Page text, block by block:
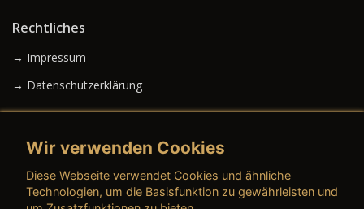
Rechtliches
→ Impressum
→ Datenschutzerklärung
→ AGB (Gebrauchtwagen)
Wir verwenden Cookies
Diese Webseite verwendet Cookies und ähnliche
Technologien, um die Basisfunktion zu gewährleisten und